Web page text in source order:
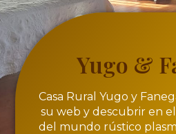
Yugo &
Casa Rural Yugo y
su web y descubrir en
del mundo rústico